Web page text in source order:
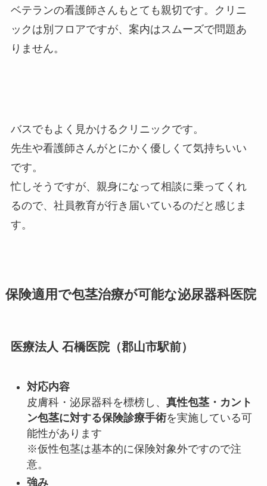
ベテランの看護師さんもとても親切です。クリニ
ックは別フロアですが、案内はスムーズで問題あ
りません。
バスでもよく見かけるクリニックです。
先生や看護師さんがとにかく優しくて気持ちいい
です。
忙しそうですが、親身になって相談に乗ってくれ
るので、社員教育が行き届いているのだと感じま
す。
保険適用で包茎治療が可能な泌尿器科医院
医療法人 石橋医院（郡山市駅前）
対応内容
皮膚科・泌尿器科を標榜し、 真性包茎・カント
ン包茎に対する保険診療手術を実施している可
能性があります
※仮性包茎は基本的に保険対象外ですので注
意。
強み